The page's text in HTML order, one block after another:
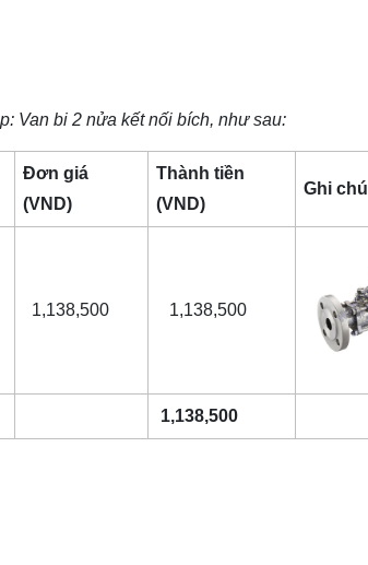
: Van bi 2 nửa kết nối bích, như sau:
Đơn giá
(VND)
Thành tiền
(VND)
Ghi chú
1,138,500 1,138,500
1,138,500